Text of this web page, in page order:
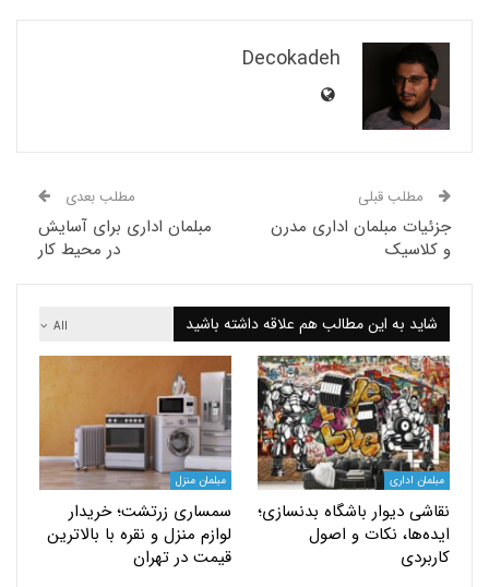
Decokadeh
قبلی
مبلمان اداری مدرن
مطلب بعدی
مبلمان اداری برای آسایش
در محیط کار
به این مطالب هم علاقه داشته باشید
دیوار باشگاه بدنسازی؛
نکات و اصول
مبلمان منزل
سمساری زرتشت؛ خریدار
لوازم منزل و نقره با بالاترین
قیمت در تهران